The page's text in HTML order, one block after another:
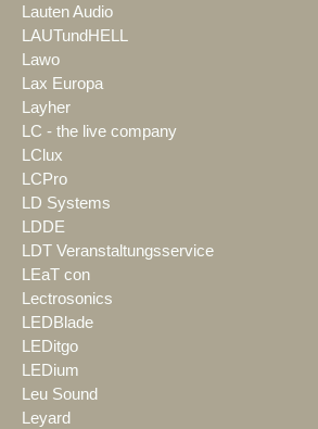
Lauten Audio
LAUTundHELL
Lawo
Lax Europa
Layher
LC - the live company
LClux
LCPro
LD Systems
LDDE
LDT Veranstaltungsservice
LEaT con
Lectrosonics
LEDBlade
LEDitgo
LEDium
Leu Sound
Leyard